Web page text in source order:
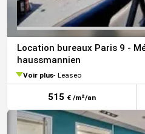
Location bureaux Paris 9 -
haussmannien
Voir plus Leaseo
515 € /m²/an